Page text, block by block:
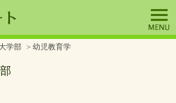
学部 幼児教育学